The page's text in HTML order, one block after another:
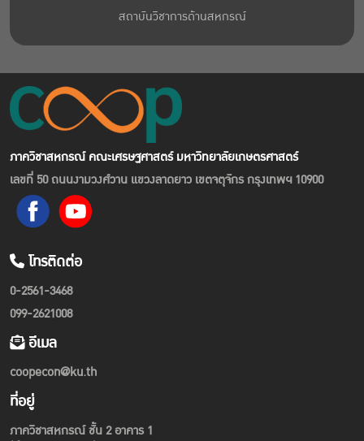
สถาบันวิชาการด้านสหกรณ์
ภาควิชาสหกรณ์ คณะเศรษฐศาสตร์ มหาวิทยาลัยเกษตรศาสตร์
เลขที่ 50 ถนนงามวงศ์วาน แขวงลาดยาว เขตจตุจักร กรุงเทพฯ 10900
โทรติดต่อ
0-2561-3468
099-2621008
อีเมล
coopecon@ku.th
ที่อยู่
ภาควิชาสหกรณ์ ชั้น 2 อาคาร 1